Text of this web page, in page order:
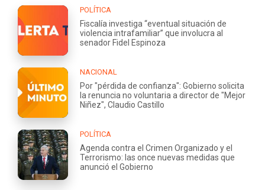
POLÍTICA
Fiscalía investiga “eventual situación de
violencia intrafamiliar” que involucra al
senador Fidel Espinoza
NACIONAL
Por "pérdida de confianza": Gobierno solicita
la renuncia no voluntaria a director de "Mejor
Niñez", Claudio Castillo
POLÍTICA
Agenda contra el Crimen Organizado y el
Terrorismo: las once nuevas medidas que
anunció el Gobierno